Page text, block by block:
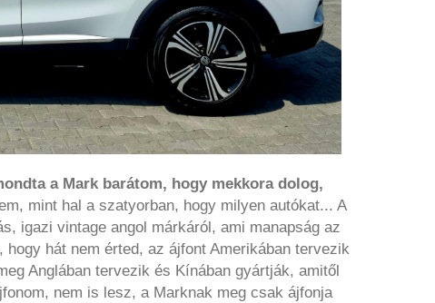
a Mark barátom, hogy mekkora dolog,
mint hal a szatyorban, hogy milyen autókat... A
igazi vintage angol márkáról, ami manapság az
hát nem érted, az ájfont Amerikában tervezik
Anglában tervezik és Kínában gyártják, amitől
nem is lesz, a Marknak meg csak ájfonja